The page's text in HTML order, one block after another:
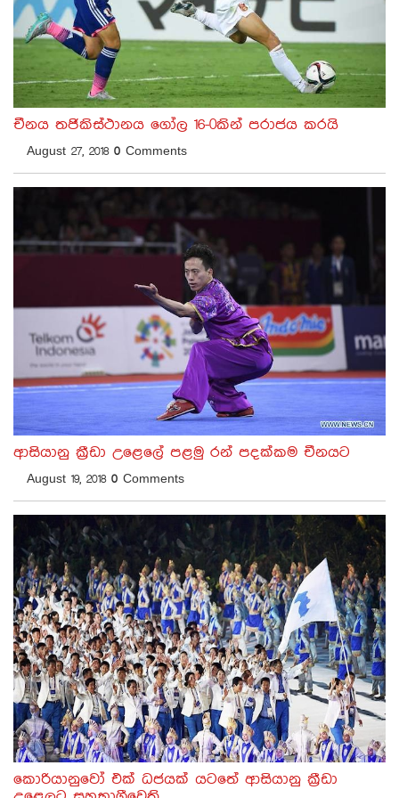
චීනය තජිකිස්ථානය ගෝල 16-0කින් පරාජය කරයි
August 27, 2018 0 Comments
ආසියානු ක්‍රීඩා උළෙලේ පළමු රන් පදක්කම චීනයට
August 19, 2018 0 Comments
කොරියානුවෝ එක් ධජයක් යටතේ ආසියානු ක්‍රීඩා